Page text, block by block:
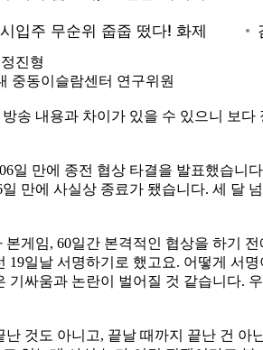
진형
중동이슬람센터 연구위원
송 내용과 차이가 있을 수 있으니 보
일 만에 종전 협상 타결을 발표했습니
만에 사실상 종료가 됐습니다. 세 달
본게임, 60일간 본격적인 협상을 하기
19일날 서명하기로 했고요. 어떻게 서
기싸움과 논란이 벌어질 것 같습니다.
난 것도 아니고, 끝날 때까지 끝난 건